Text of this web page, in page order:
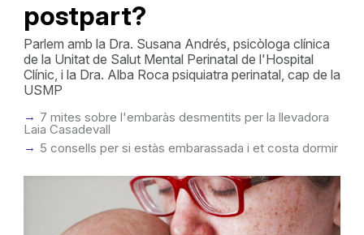
postpart?
Parlem amb la Dra. Susana Andrés, psicòloga clínica
de la Unitat de Salut Mental Perinatal de l'Hospital
Clínic, i la Dra. Alba Roca psiquiatra perinatal, cap de la
USMP
7 mites sobre l'embaràs desmentits per la llevadora
Laia Casadevall
5 consells per si estàs embarassada i et costa dormir